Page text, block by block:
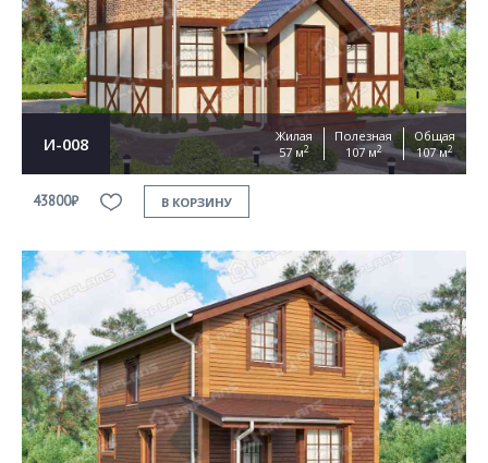
И-008
Жилая
57 м2
Полезная
107 м2
Общая
107 м2
43800₽ В КОРЗИНУ